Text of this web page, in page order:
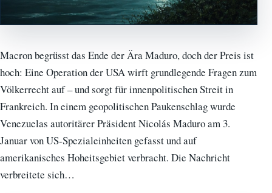
Macron begrüsst das Ende der Ära Maduro, doch der Preis ist
hoch: Eine Operation der USA wirft grundlegende Fragen zum
Völkerrecht auf – und sorgt für innenpolitischen Streit in
Frankreich. In einem geopolitischen Paukenschlag wurde
Venezuelas autoritärer Präsident Nicolás Maduro am 3.
Januar von US-Spezialeinheiten gefasst und auf
amerikanisches Hoheitsgebiet verbracht. Die Nachricht
verbreitete sich…